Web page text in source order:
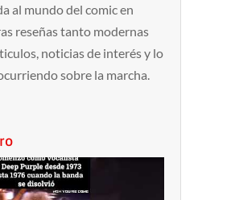
al mundo del comic en
reseñas tanto modernas
noticias de interés y lo
sobre la marcha.